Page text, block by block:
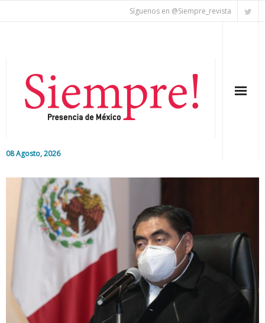
Síguenos en @Siempre_revista
08 Agosto, 2026
Editorial
Nacional
Colaboradores
Internacional
Cultura